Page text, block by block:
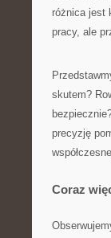
różnica jest
pracy, ale
skutem?
precyzję
Coraz